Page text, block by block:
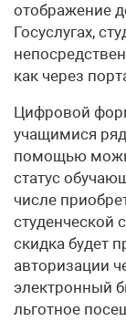
отображение
Госуслугах,
как через
Цифровой
учащимися
помощью
статус
числе
студенческой
скидка будет
авторизации
электронный
льготное